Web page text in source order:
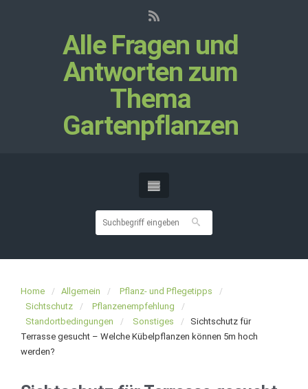
Alle Fragen und
Antworten zum
Thema
Gartenpflanzen
Home Allgemein
Pflanz- und Pflegetipps
Sichtschutz
Pflanzenempfehlung
Standortbedingungen
Sonstiges
Sichtschutz für
Terrasse gesucht – Welche Kübelpflanzen können 5m hoch
werden?